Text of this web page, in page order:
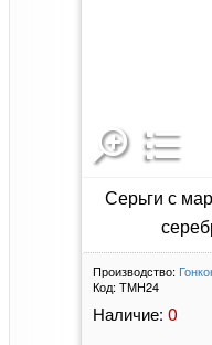
Серьги с
Производство:
Код: ТМН24
Наличие: 0